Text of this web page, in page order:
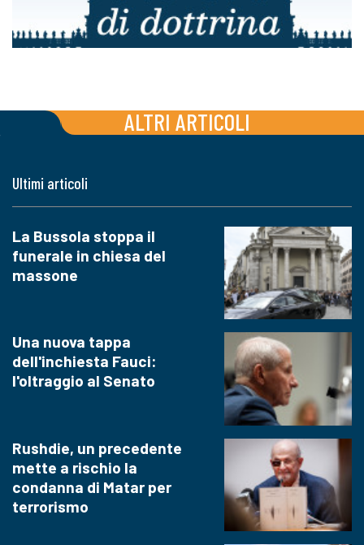
ALTRI ARTICOLI
Ultimi articoli
La Bussola stoppa il
funerale in chiesa del
massone
Una nuova tappa
dell'inchiesta Fauci:
l'oltraggio al Senato
Rushdie, un precedente
mette a rischio la
condanna di Matar per
terrorismo